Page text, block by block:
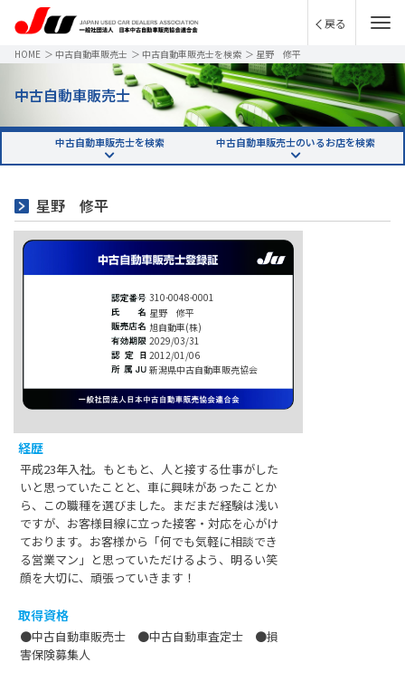
戻る
HOME ＞ 中古自動車販売士 ＞ 中古自動車販売士を検索 ＞ 星野 修平
中古自動車販売士
中古自動車販売士を検索 中古自動車販売士のいるお店を検索
星野 修平
310-0048-0001
星野 修平
旭自動車(株)
2029/03/31
2012/01/06
新潟県中古自動車販売協会
経歴
平成23年入社。もともと、人と接する仕事がした
いと思っていたことと、車に興味があったことか
ら、この職種を選びました。まだまだ経験は浅い
ですが、お客様目線に立った接客・対応を心がけ
ております。お客様から「何でも気軽に相談でき
る営業マン」と思っていただけるよう、明るい笑
顔を大切に、頑張っていきます！
取得資格
●中古自動車販売士 ●中古自動車査定士 ●損
害保険募集人